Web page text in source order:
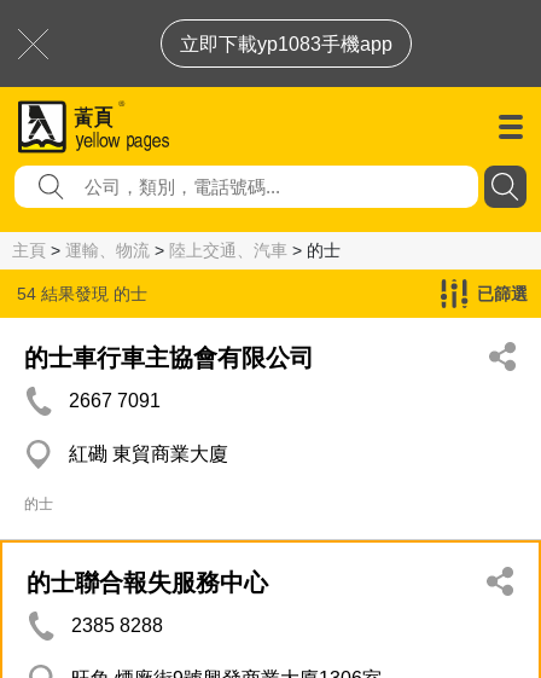
立即下載yp1083手機app
主頁 > 運輸、物流 > 陸上交通、汽車 > 的士
54 結果發現 的士 已篩選
的士車行車主協會有限公司
2667 7091
紅磡 東貿商業大廈
的士
的士聯合報失服務中心
2385 8288